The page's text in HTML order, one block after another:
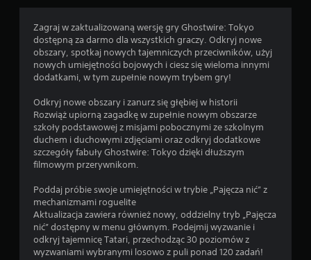
k
ó
w
M
o
ż
s
z
g
r
a
ć
k
o
r
z
y
s
y
w
n
i
k
ó
f
i
l
m
o
w
y
c
h
(
t
y
l
Zagraj w zaktualizowaną wersję gry Ghostwire: Tokyo
dostępną za darmo dla wszystkich graczy. Odkryj nowe
obszary, spotkaj nowych tajemniczych przeciwników, użyj
nowych umiejętności bojowych i ciesz się wieloma innymi
dodatkami, w tym zupełnie nowym trybem gry!
Odkryj nowe obszary i zanurz się głębiej w historii
Rozwiąż upiorną zagadkę w zupełnie nowym obszarze
szkoły podstawowej z misjami pobocznymi ze szkolnym
duchem i duchowymi zdjęciami oraz odkryj dodatkowe
szczegóły fabuły Ghostwire: Tokyo dzięki dłuższym
filmowym przerywnikom.
Poddaj próbie swoje umiejętności w trybie „Pajęcza nić” z
mechanizmami roguelite
Aktualizacja zawiera również nowy, oddzielny tryb „Pajęcza
nić” dostępny w menu głównym. Podejmij wyzwanie i
odkryj tajemnicę Tatari, przechodząc 30 poziomów z
wyzwaniami wybranymi losowo z puli ponad 120 zadań!